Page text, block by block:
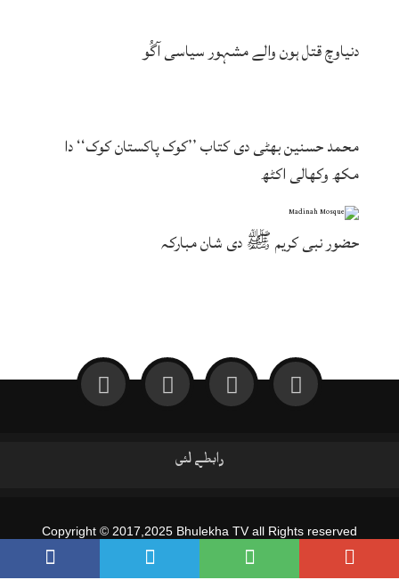
دنیاوچ قتل ہون والے مشہور سیاسی آگُو
محمد حسنین بھٹی دی کتاب ’’کوک پاکستان کوک‘‘ دا
مکھ وکھالی اکٹھ
حضور نبی کریم ﷺ دی شان مبارکہ
رابطے لئی
Copyright © 2017,2025 Bhulekha TV all Rights reserved